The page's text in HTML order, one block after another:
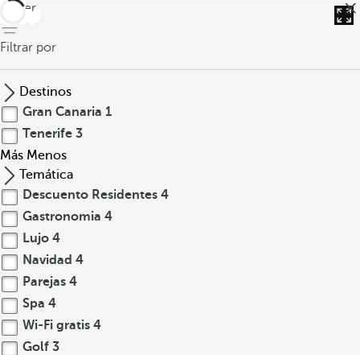
volver
Filtrar por
Destinos
Gran Canaria 1
Tenerife 3
Más Menos
Temática
Descuento Residentes 4
Gastronomia 4
Lujo 4
Navidad 4
Parejas 4
Spa 4
Wi-Fi gratis 4
Golf 3